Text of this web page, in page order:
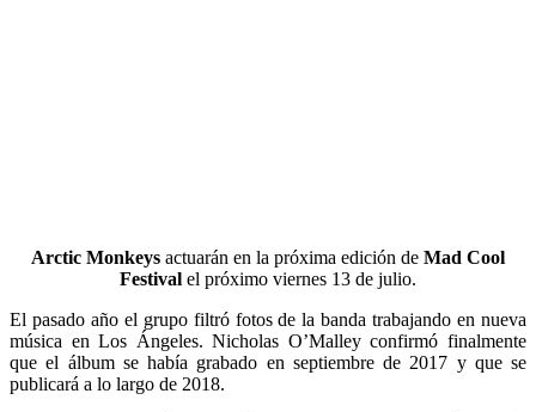
Arctic Monkeys actuarán en la próxima edición de Mad Cool
Festival el próximo viernes 13 de julio.
El pasado año el grupo filtró fotos de la banda trabajando en nueva
música en Los Ángeles. Nicholas O’Malley confirmó finalmente
que el álbum se había grabado en septiembre de 2017 y que se
publicará a lo largo de 2018.